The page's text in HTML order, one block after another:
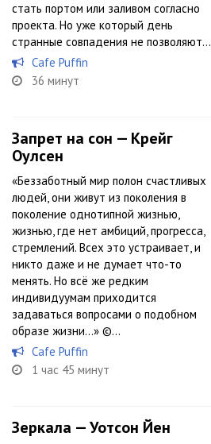
стать портом или заливом согласно
проекта. Но уже который день
странные совпадения не позволяют...
Cafe Puffin
36 минут
Запрет на сон — Крейг
Оулсен
«Беззаботный мир полон счастливых
людей, они живут из поколения в
поколение однотипной жизнью,
жизнью, где нет амбиций, прогресса,
стремлений. Всех это устраивает, и
никто даже и не думает что-то
менять. Но всё же редким
индивидуумам приходится
задаваться вопросами о подобном
образе жизни…» ©...
Cafe Puffin
1 час 45 минут
Зеркала — Уотсон Йен